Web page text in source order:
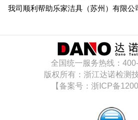
我司顺利帮助乐家洁具（苏州）有限
全国统一服务热线：
版权所有：浙江达诺检测
【备案号：浙ICP备